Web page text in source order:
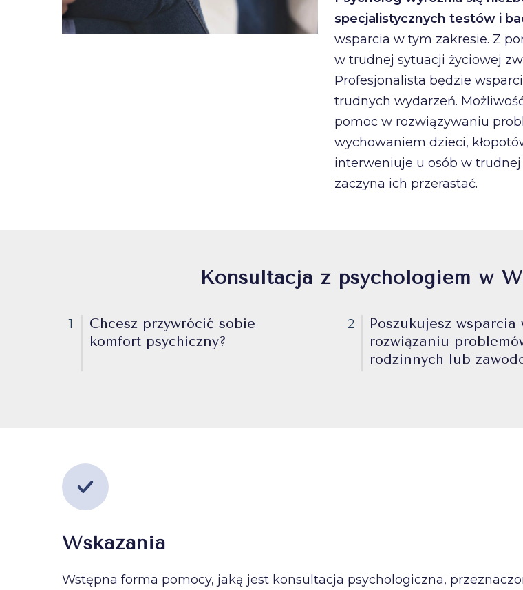
specjalistycznych testów i
wsparcia w tym zakresie. Z
w trudnej sytuacji życiowej
Profesjonalista będzie
trudnych wydarzeń.
pomoc w rozwiązywaniu
wychowaniem dzieci,
interweniuje u osób w
zaczyna ich przerastać.
Konsultacja z psychologiem w
1
Chcesz przywrócić sobie
komfort psychiczny?
2
Poszukujesz wsparcia
rozwiązaniu
rodzinnych lub
Wskazania
Wstępna forma pomocy, jaką jest konsultacja psychologiczna,